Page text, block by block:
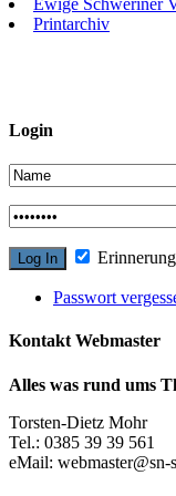
Ewige Schweriner
Printarchiv
Login
Erinnerung
Passwort
Kontakt Webmaster
Alles was rund ums
Torsten-Dietz Mohr
Tel.: 0385 39 39 561
eMail: webmaster@sn-